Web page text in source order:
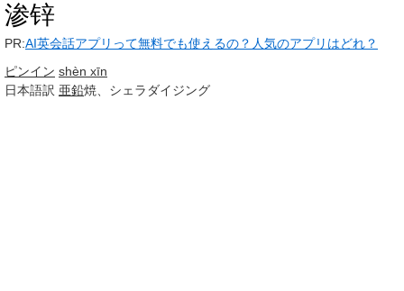
渗锌
PR:AI英会話アプリって無料でも使えるの？人気のアプリはどれ？
ピンイン shèn xīn
日本語訳 亜鉛焼、シェラダイジング